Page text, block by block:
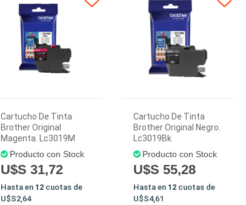
Cartucho De Tinta
Brother Original
Magenta. Lc3019M
Producto con Stock
U$S 31,72
Hasta en 12cuotas de
U$S2,64
Cartucho De Tinta
Brother Original Negro.
Lc3019Bk
Producto con Stock
U$S 55,28
Hasta en 12cuotas de
U$S4,61